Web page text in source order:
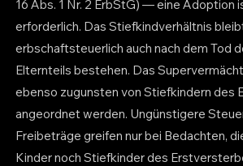
16 Abs. 1 Nr. 2 ErbStG) — eine Adoption
erforderlich. Das Stiefkindverhältnis
erbschaftsteuerlich auch nach dem Tod
Elternteils bestehen. Das
ebenso zugunsten von Stiefkindern des
angeordnet werden. Ungünstigere
Freibeträge greifen nur bei Bedachten,
Kinder noch Stiefkinder des